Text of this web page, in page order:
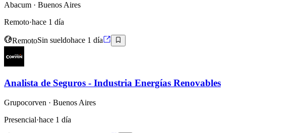
Abacum · Buenos Aires
Remoto·hace 1 día
RemotoSin sueldohace 1 día
Analista de Seguros - Industria Energías Renovables
Grupocorven · Buenos Aires
Presencial·hace 1 día